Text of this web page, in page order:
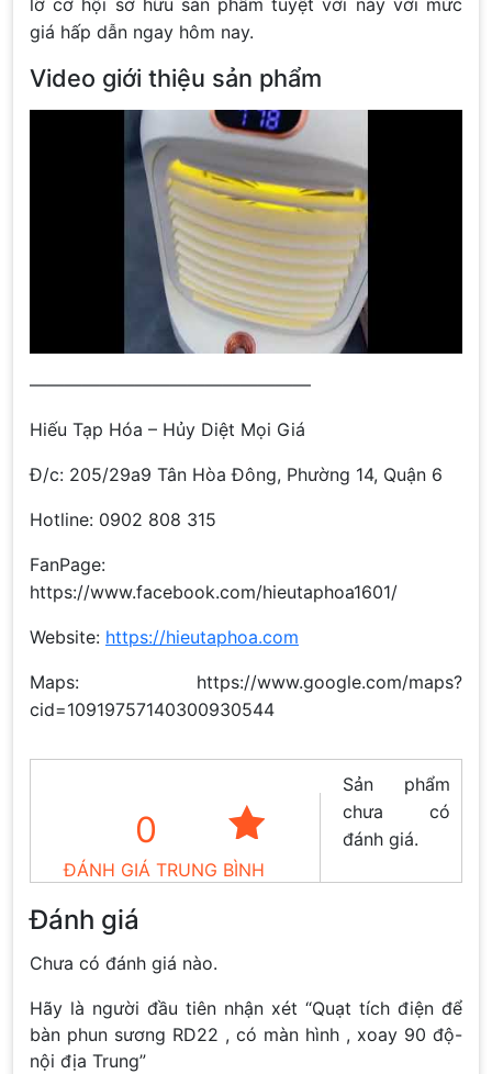
lỡ cơ hội sở hữu sản phẩm tuyệt vời này với mức
giá hấp dẫn ngay hôm nay.
Video giới thiệu sản phẩm
————————————————
Hiếu Tạp Hóa – Hủy Diệt Mọi Giá
Đ/c: 205/29a9 Tân Hòa Đông, Phường 14, Quận 6
Hotline: 0902 808 315
FanPage:
https://www.facebook.com/hieutaphoa1601/
Website: https://hieutaphoa.com
Maps: https://www.google.com/maps?
cid=10919757140300930544
0
ĐÁNH GIÁ TRUNG BÌNH
Sản phẩm
chưa có
đánh giá.
Đánh giá
Chưa có đánh giá nào.
Hãy là người đầu tiên nhận xét “Quạt tích điện để
bàn phun sương RD22 , có màn hình , xoay 90 độ-
nội địa Trung”